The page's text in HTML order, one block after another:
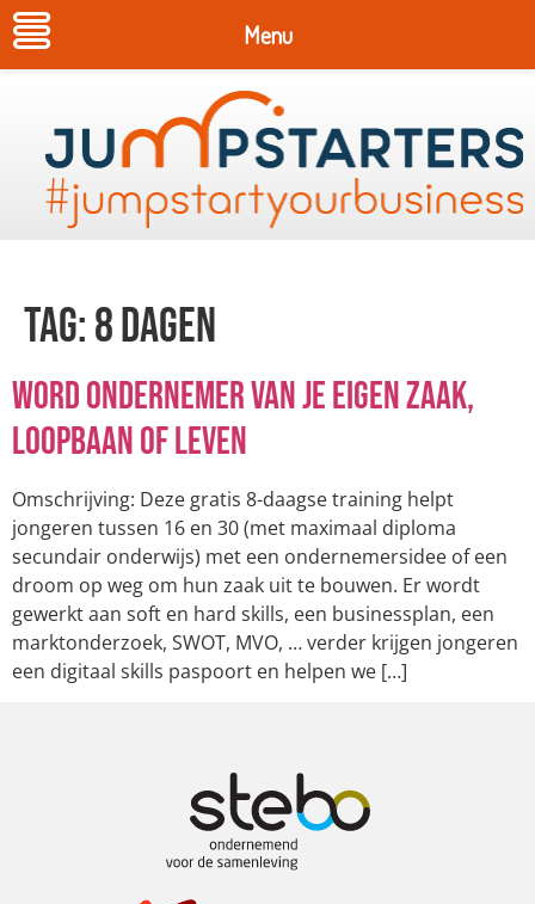
Tag:8 dagen
Word ondernemer van je eigen zaak,
loopbaan of leven
Omschrijving: Deze gratis 8-daagse training helpt
jongeren tussen 16 en 30 (met maximaal diploma
secundair onderwijs) met een ondernemersidee of een
droom op weg om hun zaak uit te bouwen. Er wordt
gewerkt aan soft en hard skills, een businessplan, een
marktonderzoek, SWOT, MVO, … verder krijgen jongeren
een digitaal skills paspoort en helpen we […]
Menu